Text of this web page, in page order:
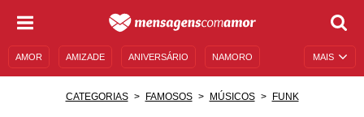
MAIS
AMOR AMIZADE ANIVERSÁRIO NAMORO
CATEGORIAS FAMOSOS MÚSICOS FUNK